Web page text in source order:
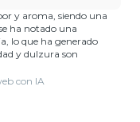
y aroma, siendo una
ha notado una
lo que ha generado
y dulzura son
con IA